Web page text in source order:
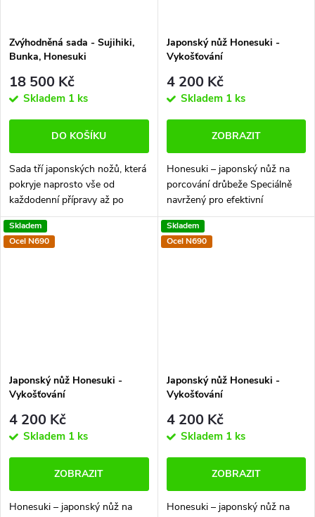
Zvýhodněná sada - Sujihiki,
Bunka, Honesuki
18 500 Kč
Skladem 1 ks
DO KOŠÍKU
Sada tří japonských nožů, která
pokryje naprosto vše od
každodenní přípravy až po
profesionální preciznost.
Honesuki vám dá absolutní
kontrolu nad porcováním
Japonský nůž Honesuki -
Vykošťování
4 200 Kč
Skladem 1 ks
ZOBRAZIT
Honesuki – japonský nůž na
porcování drůbeže Speciálně
navržený pro efektivní
oddělování masa od kostí. Jeho
tenká čepel a ostrý hrot
umožňují přesné a snadné
Skladem
Ocel N690
Japonský nůž Honesuki -
Vykošťování
4 200 Kč
Skladem 1 ks
ZOBRAZIT
Honesuki – japonský nůž na
Skladem
Ocel N690
Japonský nůž Honesuki -
Vykošťování
4 200 Kč
Skladem 1 ks
ZOBRAZIT
Honesuki – japonský nůž na